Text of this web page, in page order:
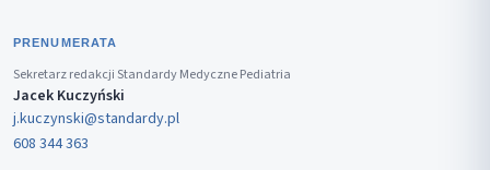
PRENUMERATA
Sekretarz redakcji Standardy Medyczne Pediatria
Jacek Kuczyński
j.kuczynski@standardy.pl
608 344 363